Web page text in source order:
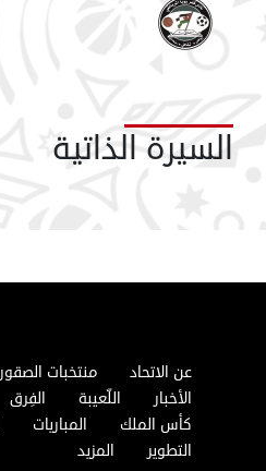
السيرة الذاتية
عن الاتحاد منتخبات الصقور
الأخبار
اللّعيبة الفِرق
كأس الملك
المباريات
التطوير
المزيد